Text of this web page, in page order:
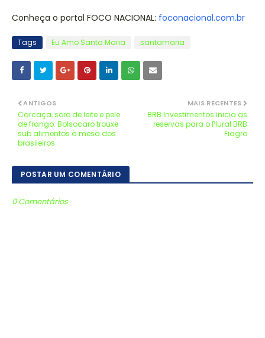
Conheça o portal FOCO NACIONAL: foconacional.com.br
Tags Eu Amo Santa Maria santamaria
MAIS RECENTES
BRB Investimentos inicia as
reservas para o Plural BRB
Fiagro
ANTIGOS
Carcaça, soro de leite e pele
de frango: Bolsocaro trouxe
sub alimentos à mesa dos
brasileiros
POSTAR UM COMENTÁRIO
0 Comentários